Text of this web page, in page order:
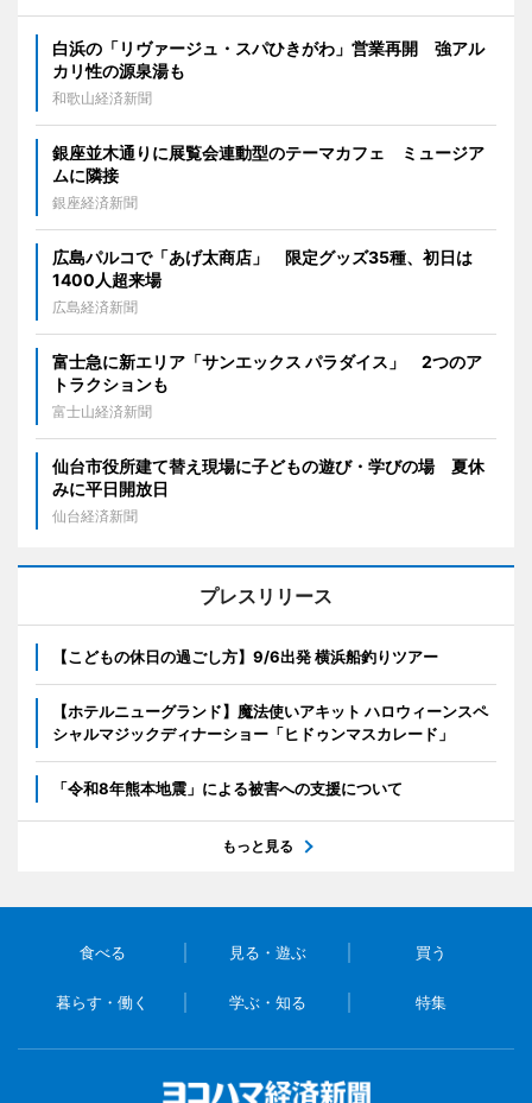
白浜の「リヴァージュ・スパひきがわ」営業再開 強アル
カリ性の源泉湯も
和歌山経済新聞
銀座並木通りに展覧会連動型のテーマカフェ ミュージア
ムに隣接
銀座経済新聞
広島パルコで「あげ太商店」 限定グッズ35種、初日は
1400人超来場
広島経済新聞
富士急に新エリア「サンエックス パラダイス」 2つのア
トラクションも
富士山経済新聞
仙台市役所建て替え現場に子どもの遊び・学びの場 夏休
みに平日開放日
仙台経済新聞
プレスリリース
【こどもの休日の過ごし方】9/6出発 横浜船釣りツアー
【ホテルニューグランド】魔法使いアキット ハロウィーンスペ
シャルマジックディナーショー「ヒドゥンマスカレード」
「令和8年熊本地震」による被害への支援について
もっと見る
食べる 見る・遊ぶ 買う
暮らす・働く 学ぶ・知る 特集